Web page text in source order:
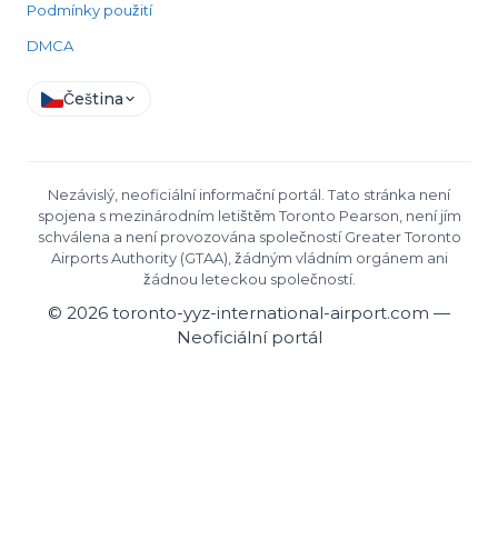
Podmínky použití
DMCA
Čeština
Nezávislý, neoficiální informační portál. Tato stránka není
spojena s mezinárodním letištěm Toronto Pearson, není jím
schválena a není provozována společností Greater Toronto
Airports Authority (GTAA), žádným vládním orgánem ani
žádnou leteckou společností.
© 2026 toronto-yyz-international-airport.com —
Neoficiální portál